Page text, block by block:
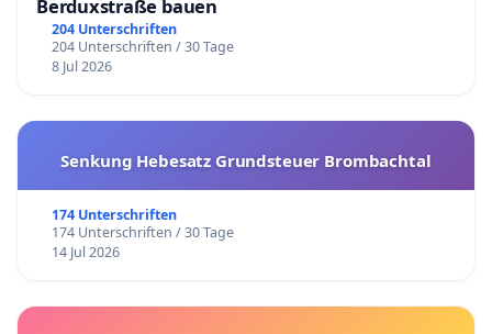
Berduxstraße bauen
204 Unterschriften
204 Unterschriften / 30 Tage
8 Jul 2026
Senkung Hebesatz Grundsteuer Brombachtal
174 Unterschriften
174 Unterschriften / 30 Tage
14 Jul 2026